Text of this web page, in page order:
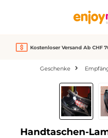
Kostenloser Versand Ab CHF
Geschenke
Bildergalerie überspringen
Handtaschen-